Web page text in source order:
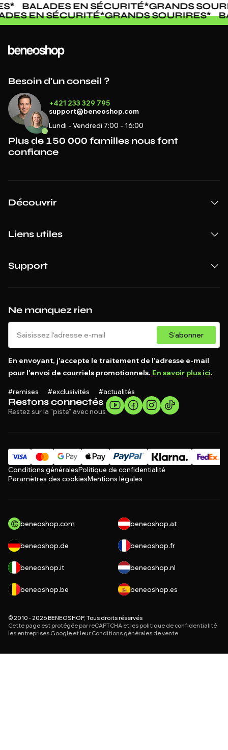
BALADES EN SÉCURITÉ*GRANDS
EN SÉCURITÉ*GRANDS SOURIRES*
Restons connectés
Restez sur la "piste" avec nous
Ne manquez rien
S'abonner
En envoyant, j'accepte le traitement de l'adresse e-mail
pour l'envoi de courriels promotionnels. En savoir plus ici.
#remises #exclusivités #actualités
Besoin d'un conseil ?
+421 233 329 795
support@beneoshop.com
Lundi - Vendredi 7:00 - 16:00
Plus de 150 000 familles nous font
confiance
Découvrir
Liens utiles
Support
Conditions généralesPolitique de confidentialité
Paramètres des cookiesMentions légales
beneoshop.com beneoshop.at
beneoshop.de beneoshop.fr
beneoshop.it beneoshop.nl
beneoshop.be beneoshop.es
© 2010 - 2026 BENEOSHOP, Tous droits réservés
Cette page est protégée par reCAPTCHA et les politique de confidentialité
les entreprises Google et leur Conditions générales de vente.